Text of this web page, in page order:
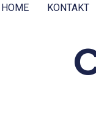
HOME KONTAKT